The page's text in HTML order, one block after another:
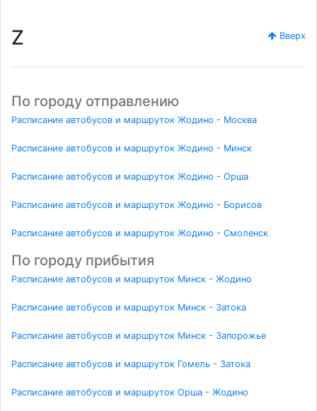
Z Вверх
По городу отправлению
Расписание автобусов и маршруток Жодино - Москва
Расписание автобусов и маршруток Жодино - Минск
Расписание автобусов и маршруток Жодино - Орша
Расписание автобусов и маршруток Жодино - Борисов
Расписание автобусов и маршруток Жодино - Смоленск
По городу прибытия
Расписание автобусов и маршруток Минск - Жодино
Расписание автобусов и маршруток Минск - Затока
Расписание автобусов и маршруток Минск - Запорожье
Расписание автобусов и маршруток Гомель - Затока
Расписание автобусов и маршруток Орша - Жодино